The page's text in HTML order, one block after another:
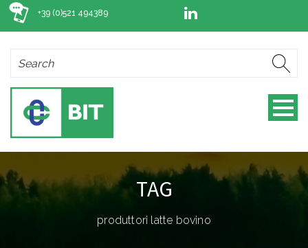
+39 (0)521 494389
TAG
produttori latte bovino